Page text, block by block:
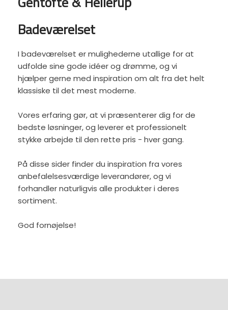
Badeværelset
I badeværelset er mulighederne utallige for at
udfolde sine gode idéer og drømme, og vi
hjælper gerne med inspiration om alt fra det helt
klassiske til det mest moderne.
Vores erfaring gør, at vi præsenterer dig for de
bedste løsninger, og leverer et professionelt
stykke arbejde til den rette pris - hver gang.
På disse sider finder du inspiration fra vores
anbefalelsesværdige leverandører, og vi
forhandler naturligvis alle produkter i deres
sortiment.
God fornøjelse!